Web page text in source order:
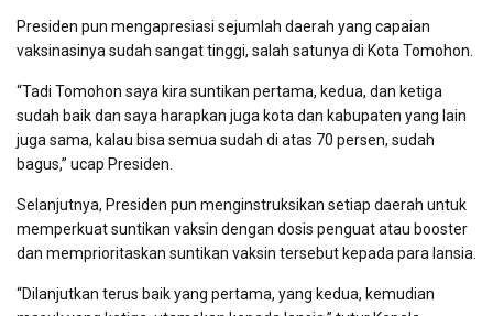
Presiden pun mengapresiasi sejumlah daerah yang capaian
vaksinasinya sudah sangat tinggi, salah satunya di Kota Tomohon.
“Tadi Tomohon saya kira suntikan pertama, kedua, dan ketiga
sudah baik dan saya harapkan juga kota dan kabupaten yang lain
juga sama, kalau bisa semua sudah di atas 70 persen, sudah
bagus,” ucap Presiden.
Selanjutnya, Presiden pun menginstruksikan setiap daerah untuk
memperkuat suntikan vaksin dengan dosis penguat atau booster
dan memprioritaskan suntikan vaksin tersebut kepada para lansia.
“Dilanjutkan terus baik yang pertama, yang kedua, kemudian